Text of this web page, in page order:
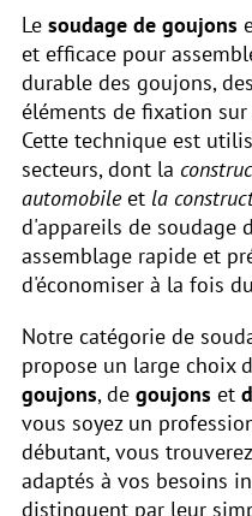
Lesoudage de goujons
et efficace pour
durable des goujons,
éléments de fixation
Cette technique est
secteurs, dont la
automobileet la
d'appareils de soudage
assemblage rapide et
d'économiser à la fois
Notre catégorie de
propose un large choix
goujons, degoujons et
vous soyez un
débutant, vous
adaptés à vos besoins
distinguent par leur